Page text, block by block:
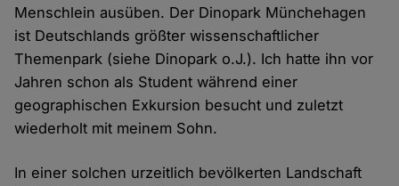
Menschlein ausüben. Der Dinopark Münchehagen
ist Deutschlands größter wissenschaftlicher
Themenpark (siehe Dinopark o.J.). Ich hatte ihn vor
Jahren schon als Student während einer
geographischen Exkursion besucht und zuletzt
wiederholt mit meinem Sohn.
In einer solchen urzeitlich bevölkerten Landschaft